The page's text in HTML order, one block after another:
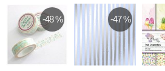
-48 % -47 %